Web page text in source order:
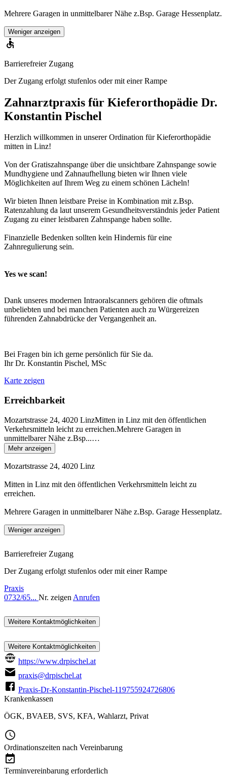
Mehrere Garagen in unmittelbarer Nähe z.Bsp. Garage Hessenplatz.
Weniger anzeigen
Barrierefreier Zugang
Der Zugang erfolgt stufenlos oder mit einer Rampe
Zahnarztpraxis für Kieferorthopädie Dr.
Konstantin Pischel
Herzlich willkommen in unserer Ordination für Kieferorthopädie
mitten in Linz!
Von der Gratiszahnspange über die unsichtbare Zahnspange sowie
Mundhygiene und Zahnaufhellung bieten wir Ihnen viele
Möglichkeiten auf Ihrem Weg zu einem schönen Lächeln!
Wir bieten Ihnen leistbare Preise in Kombination mit z.Bsp.
Ratenzahlung da laut unserem Gesundheitsverständnis jeder Patient
Zugang zu einer leistbaren Zahnspange haben sollte.
Finanzielle Bedenken sollten kein Hindernis für eine
Zahnregulierung sein.
Yes we scan!
Dank unseres modernen Intraoralscanners gehören die oftmals
unbeliebten und bei manchen Patienten auch zu Würgereizen
führenden Zahnabdrücke der Vergangenheit an.
Bei Fragen bin ich gerne persönlich für Sie da.
Ihr Dr. Konstantin Pischel, MSc
Karte zeigen
Erreichbarkeit
Mozartstrasse 24, 4020 LinzMitten in Linz mit den öffentlichen
Verkehrsmitteln leicht zu erreichen.Mehrere Garagen in
unmittelbarer Nähe z.Bsp...…
Mehr anzeigen
Mozartstrasse 24, 4020 Linz
Mitten in Linz mit den öffentlichen Verkehrsmitteln leicht zu
erreichen.
Mehrere Garagen in unmittelbarer Nähe z.Bsp. Garage Hessenplatz.
Weniger anzeigen
Barrierefreier Zugang
Der Zugang erfolgt stufenlos oder mit einer Rampe
Praxis
0732/65... Nr. zeigen Anrufen
Weitere Kontaktmöglichkeiten
Weitere Kontaktmöglichkeiten
https://www.drpischel.at
praxis@drpischel.at
Praxis-Dr-Konstantin-Pischel-119755924726806
Krankenkassen
ÖGK, BVAEB, SVS, KFA, Wahlarzt, Privat
Ordinationszeiten nach Vereinbarung
Terminvereinbarung erforderlich